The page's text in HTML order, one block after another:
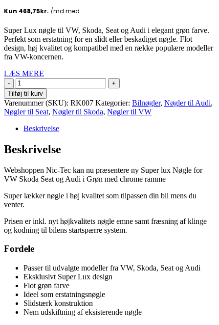
var:
Super Lux nøgle til VW, Skoda, Seat og Audi i elegant grøn farve.
Perfekt som erstatning for en slidt eller beskadiget nøgle. Flot
design, høj kvalitet og kompatibel med en række populære modeller
fra VW-koncernen.
LÆS MERE
Ny
Super
lux
Nøgle
for
VW
Skoda
Seat
og
-
Grøn
Tilføj til kurv
Varenummer (SKU): RK007 Kategorier: Bilnøgler, Nøgler til Audi,
Nøgler til Seat, Nøgler til Skoda, Nøgler til VW
Beskrivelse
Beskrivelse
Webshoppen Nic-Tec kan nu præsentere ny Super lux Nøgle for
VW Skoda Seat og Audi i Grøn med chrome ramme
Super lækker nøgle i høj kvalitet som tilpassen din bil mens du
venter.
Prisen er inkl. nyt højkvalitets nøgle emne samt fræsning af klinge
og kodning til bilens startspærre system.
Fordele
Passer til udvalgte modeller fra VW, Skoda, Seat og Audi
Eksklusivt Super Lux design
Flot grøn farve
Ideel som erstatningsnøgle
Slidstærk konstruktion
Nem udskiftning af eksisterende nøgle